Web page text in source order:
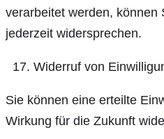
verarbeitet werden, können
jederzeit widersprechen.
Widerruf von
Sie können eine erteilte
Wirkung für die Zukunft